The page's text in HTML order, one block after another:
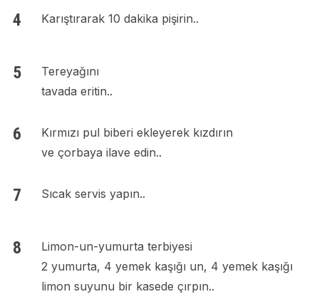
Karıştırarak 10 dakika pişirin..
Tereyağını
tavada eritin..
Kırmızı pul biberi ekleyerek kızdırın
ve çorbaya ilave edin..
Sıcak servis yapın..
Limon-un-yumurta terbiyesi
2 yumurta, 4 yemek kaşığı un, 4 yemek kaşığı
limon suyunu bir kasede çırpın..